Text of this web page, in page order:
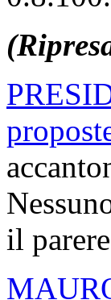
il